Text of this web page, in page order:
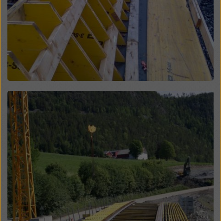
Open
risiko for at myndighetene i disse tredjelandene kan få
tilgang til opplysningene dine for kontroll- og
overvåkingsformål, og at det ikke finnes noen
effektive rettsmidler mot dette. Du kan avvise alle
informasjonskapsler som krever samtykke ved å
klikke på «Avvis» eller ved å justere dine
innstillinger
for informasjonskapslerved å klikke på innstillinger
for informasjonskapsler nederst på dette nettstedet
og bruke de tilsvarende avmerkingsboksene. Du kan
når som helst trekke tilbake samtykket ditt med
fremtidig virkning og uten å oppgi noen grunn ved å
klikke på
innstillinger for informasjonskapsler
nederst
på dette nettstedet.
Du finner mer informasjon om våre
informasjonskapsler
i vår personvernerklæring. Vi
tilbyr deg også muligheten til å velge
informasjonskapsler (avanserte innstillinger for
informasjonskapsler).